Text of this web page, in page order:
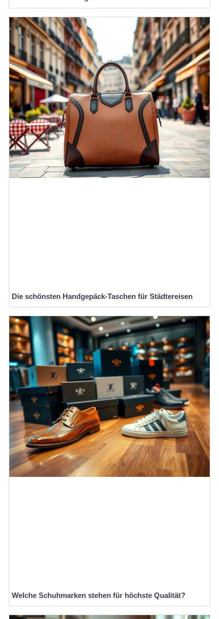
Die schönsten Handgepäck-Taschen für Städtereisen
Welche Schuhmarken stehen für höchste Qualität?